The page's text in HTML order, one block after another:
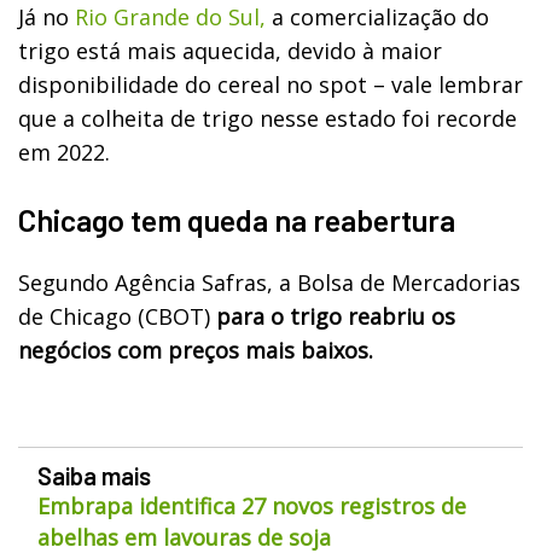
Já no Rio Grande do Sul, a comercialização do
trigo está mais aquecida, devido à maior
disponibilidade do cereal no spot – vale lembrar
que a colheita de trigo nesse estado foi recorde
em 2022.
Chicago tem queda na reabertura
Segundo Agência Safras, a Bolsa de Mercadorias
de Chicago (CBOT) para o trigo reabriu os
negócios com preços mais baixos.
Saiba mais
Embrapa identifica 27 novos registros de
abelhas em lavouras de soja